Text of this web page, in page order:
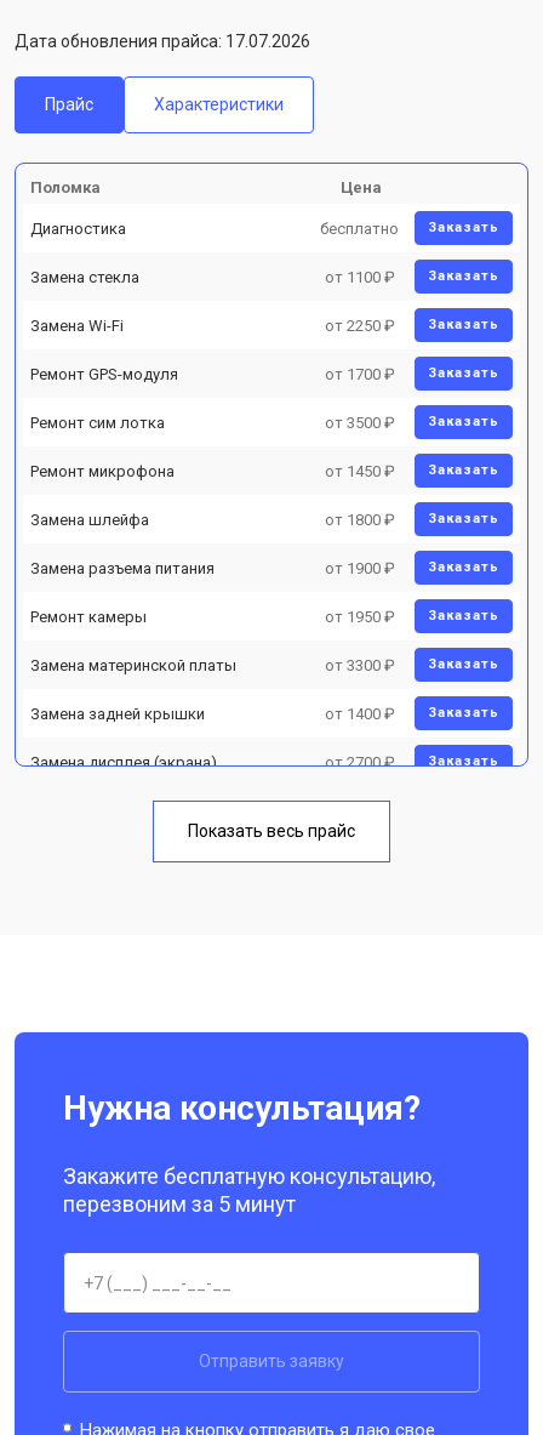
Дата обновления прайса: 17.07.2026
Прайс Характеристики
Поломка Цена
Диагностика бесплатно Заказать
Замена стекла от 1100 ₽ Заказать
Замена Wi-Fi от 2250 ₽ Заказать
Ремонт GPS-модуля от 1700 ₽ Заказать
Ремонт сим лотка от 3500 ₽ Заказать
Ремонт микрофона от 1450 ₽ Заказать
Замена шлейфа от 1800 ₽ Заказать
Замена разъема питания от 1900 ₽ Заказать
Ремонт камеры от 1950 ₽ Заказать
Замена материнской платы от 3300 ₽ Заказать
Замена задней крышки от 1400 ₽ Заказать
Замена дисплея (экрана) от 2700 ₽ Заказать
Замена кнопки включения от 1750 ₽
Показать весь прайс
Нужна консультация?
Закажите бесплатную консультацию,
перезвоним за 5 минут
Отправить заявку
Нажимая на кнопку отправить я даю свое